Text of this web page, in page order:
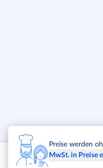
Preise werden
MwSt. in Preise